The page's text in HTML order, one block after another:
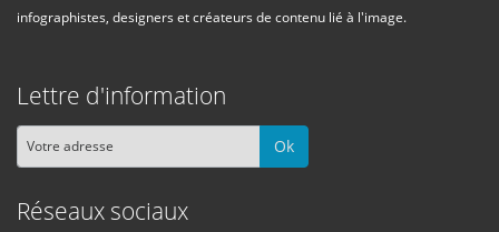
infographistes, designers et créateurs de contenu lié à l'image.
Lettre d'information
Ok
Réseaux sociaux